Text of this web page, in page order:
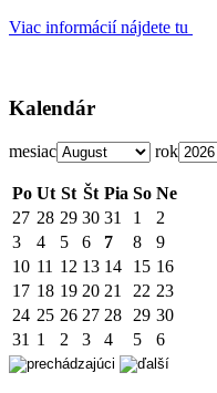
Viac informácií nájdete tu
Kalendár
mesiac rok
Po Ut St Št Pia So Ne
27 28 29 30 31 1
2
3
4 5 6 7 8
9
10 11 12 13 14 15 16
17 18 19 20 21 22 23
24 25 26 27 28 29 30
31 1 2 3 4 5 6